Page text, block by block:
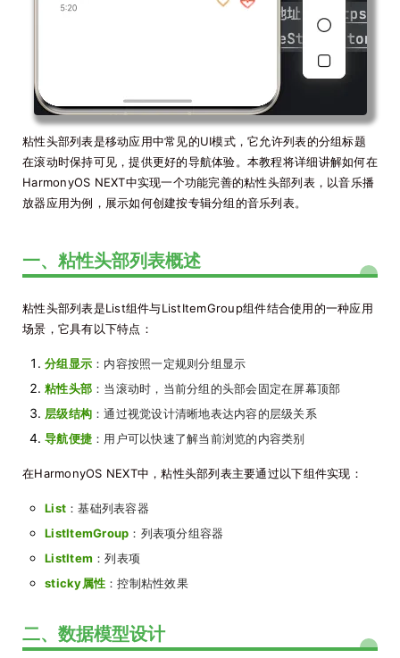
粘性头部列表是移动应用中常见的UI模式，它允许列表的分组标题
在滚动时保持可见，提供更好的导航体验。本教程将详细讲解如何在
HarmonyOS NEXT中实现一个功能完善的粘性头部列表，以音乐播
放器应用为例，展示如何创建按专辑分组的音乐列表。
一、粘性头部列表概述
粘性头部列表是List组件与ListItemGroup组件结合使用的一种应用
场景，它具有以下特点：
分组显示 ：内容按照一定规则分组显示
粘性头部 ：当滚动时，当前分组的头部会固定在屏幕顶部
层级结构 ：通过视觉设计清晰地表达内容的层级关系
导航便捷 ：用户可以快速了解当前浏览的内容类别
在HarmonyOS NEXT中，粘性头部列表主要通过以下组件实现：
List ：基础列表容器
ListItemGroup ：列表项分组容器
ListItem ：列表项
sticky属性 ：控制粘性效果
二、数据模型设计